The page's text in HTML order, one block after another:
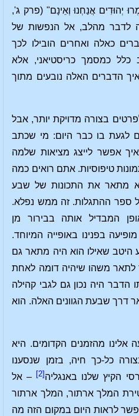
יְהוּדִים אֲנַחְנוּ וְאֵינָם" (פרק ג',
לדבר מהלב, אל הנפשות של
כאלה ואחרים הובילו לכך
כלל כמסמך כריסטיאני, אלא
הדברים האלה נובעים מתוך
בצורה מדויקת יותר, אבל
לגעת בו כבר היום: מי שכתב
אפשר לייצג מציאות שלמה
טיפוסיות. אתם רואים כמה
מתאר את התכונות של שבע
ספר ההתגלות. זה ממש נפלא.
המבדיל אותה בבירור מן
בפנינו באופייה המיוחד.
היטב שאילו הוא היה מתאר גם
לתאר משהו שיהיה דומה לאחת
הדבר היה נכון גם לגבי קהילה
דרך שבעת הגוונים האלה. הוא
אלינו מהזמנים הקדומים. היא
כל-כך חיה, בזמן שנסענו
הקיץ שלנו באנגליה [2]
– אל
המלך ארתור, המלך ארתור
לראות היום במקום הזה מה